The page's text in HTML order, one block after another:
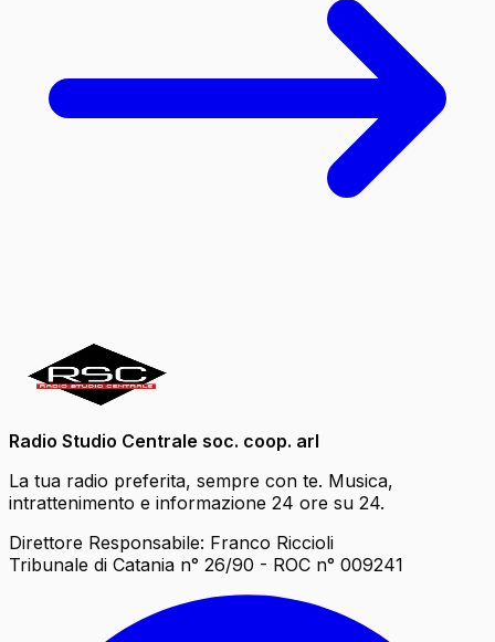
Radio Studio Centrale soc. coop. arl
La tua radio preferita, sempre con te. Musica,
intrattenimento e informazione 24 ore su 24.
Direttore Responsabile: Franco Riccioli
Tribunale di Catania n° 26/90 - ROC n° 009241